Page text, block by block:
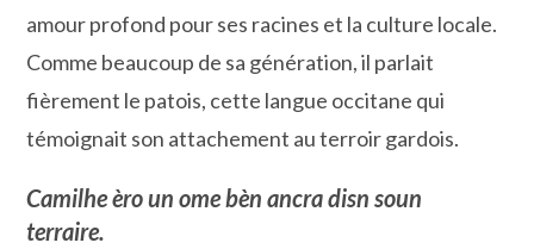
amour profond pour ses racines et la culture locale.
Comme beaucoup de sa génération, il parlait
fièrement le patois, cette langue occitane qui
témoignait son attachement au terroir gardois.
Camilhe èro un ome bèn ancra disn soun
terraire.